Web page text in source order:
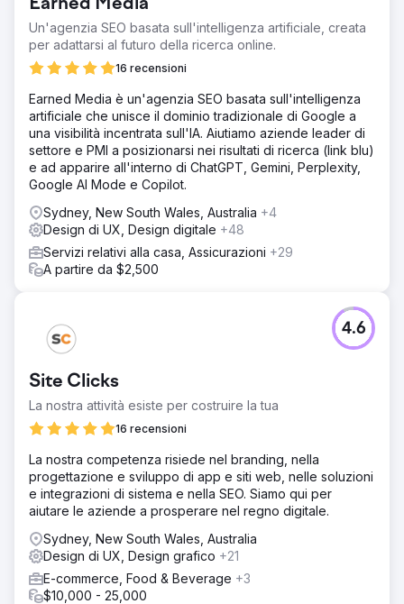
Earned Media
Un'agenzia SEO basata sull'intelligenza artificiale, creata
per adattarsi al futuro della ricerca online.
16 recensioni
Earned Media è un'agenzia SEO basata sull'intelligenza
artificiale che unisce il dominio tradizionale di Google a
una visibilità incentrata sull'IA. Aiutiamo aziende leader di
settore e PMI a posizionarsi nei risultati di ricerca (link blu)
e ad apparire all'interno di ChatGPT, Gemini, Perplexity,
Google AI Mode e Copilot.
Sydney, New South Wales, Australia +4
Design di UX, Design digitale +48
Servizi relativi alla casa, Assicurazioni +29
A partire da $2,500
Site Clicks
La nostra attività esiste per costruire la tua
16 recensioni
4.6
La nostra competenza risiede nel branding, nella
progettazione e sviluppo di app e siti web, nelle soluzioni
e integrazioni di sistema e nella SEO. Siamo qui per
aiutare le aziende a prosperare nel regno digitale.
Sydney, New South Wales, Australia
Design di UX, Design grafico +21
E-commerce, Food & Beverage +3
$10,000 - 25,000